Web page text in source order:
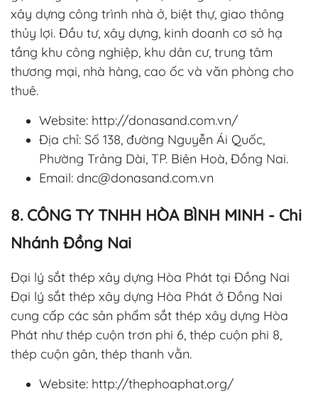
xây dựng công trình nhà ở, biệt thự, giao thông
thủy lợi. Đầu tư, xây dựng, kinh doanh cơ sở hạ
tầng khu công nghiệp, khu dân cư, trung tâm
thương mại, nhà hàng, cao ốc và văn phòng cho
thuê.
Website: http://donasand.com.vn/
Địa chỉ: Số 138, đường Nguyễn Ái Quốc,
Phường Trảng Dài, TP. Biên Hoà, Đồng Nai.
Email: dnc@donasand.com.vn
8. CÔNG TY TNHH HÒA BÌNH MINH - Chi
Nhánh Đồng Nai
Đại lý sắt thép xây dựng Hòa Phát tại Đồng Nai
Đại lý sắt thép xây dựng Hòa Phát ở Đồng Nai
cung cấp các sản phẩm sắt thép xây dựng Hòa
Phát như thép cuộn trơn phi 6, thép cuộn phi 8,
thép cuộn gân, thép thanh vằn.
Website: http://thephoaphat.org/